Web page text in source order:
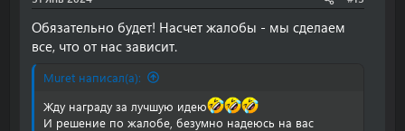
Обязательно будет! Насчет жалобы - мы сделаем
все, что от нас зависит.
Muret написал(а):
Жду награду за лучшую идею
И решение по жалобе, безумно надеюсь на вас